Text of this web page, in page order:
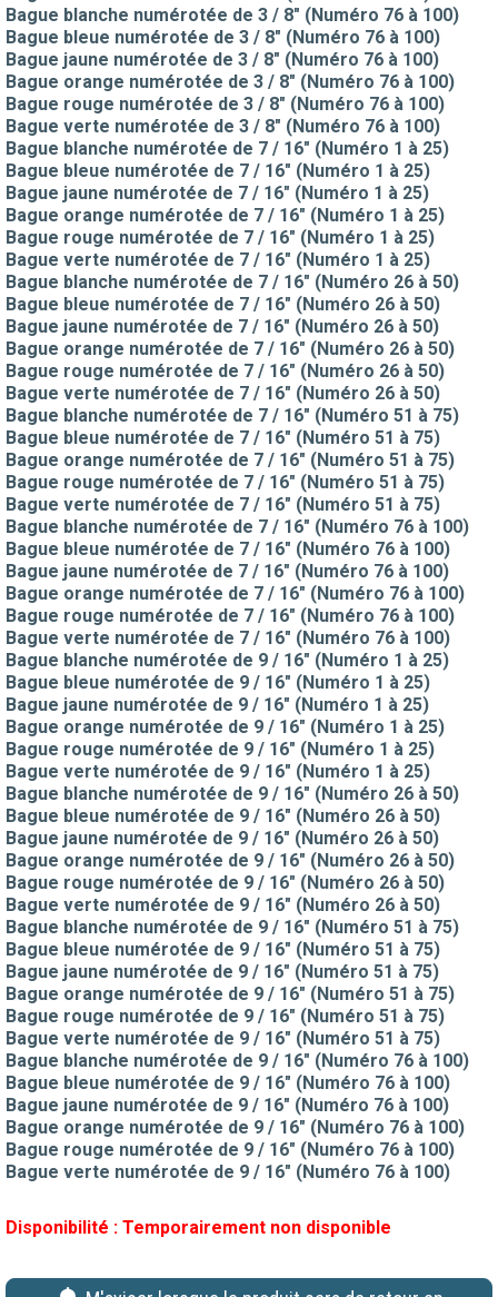
Bague blanche numérotée de 3 / 8" (Numéro 76 à 100)
Bague bleue numérotée de 3 / 8" (Numéro 76 à 100)
Bague jaune numérotée de 3 / 8" (Numéro 76 à 100)
Bague orange numérotée de 3 / 8" (Numéro 76 à 100)
Bague rouge numérotée de 3 / 8" (Numéro 76 à 100)
Bague verte numérotée de 3 / 8" (Numéro 76 à 100)
Bague blanche numérotée de 7 / 16" (Numéro 1 à 25)
Bague bleue numérotée de 7 / 16" (Numéro 1 à 25)
Bague jaune numérotée de 7 / 16" (Numéro 1 à 25)
Bague orange numérotée de 7 / 16" (Numéro 1 à 25)
Bague rouge numérotée de 7 / 16" (Numéro 1 à 25)
Bague verte numérotée de 7 / 16" (Numéro 1 à 25)
Bague blanche numérotée de 7 / 16" (Numéro 26 à 50)
Bague bleue numérotée de 7 / 16" (Numéro 26 à 50)
Bague jaune numérotée de 7 / 16" (Numéro 26 à 50)
Bague orange numérotée de 7 / 16" (Numéro 26 à 50)
Bague rouge numérotée de 7 / 16" (Numéro 26 à 50)
Bague verte numérotée de 7 / 16" (Numéro 26 à 50)
Bague blanche numérotée de 7 / 16" (Numéro 51 à 75)
Bague bleue numérotée de 7 / 16" (Numéro 51 à 75)
Bague orange numérotée de 7 / 16" (Numéro 51 à 75)
Bague rouge numérotée de 7 / 16" (Numéro 51 à 75)
Bague verte numérotée de 7 / 16" (Numéro 51 à 75)
Bague blanche numérotée de 7 / 16" (Numéro 76 à 100)
Bague bleue numérotée de 7 / 16" (Numéro 76 à 100)
Bague jaune numérotée de 7 / 16" (Numéro 76 à 100)
Bague orange numérotée de 7 / 16" (Numéro 76 à 100)
Bague rouge numérotée de 7 / 16" (Numéro 76 à 100)
Bague verte numérotée de 7 / 16" (Numéro 76 à 100)
Bague blanche numérotée de 9 / 16" (Numéro 1 à 25)
Bague bleue numérotée de 9 / 16" (Numéro 1 à 25)
Bague jaune numérotée de 9 / 16" (Numéro 1 à 25)
Bague orange numérotée de 9 / 16" (Numéro 1 à 25)
Bague rouge numérotée de 9 / 16" (Numéro 1 à 25)
Bague verte numérotée de 9 / 16" (Numéro 1 à 25)
Bague blanche numérotée de 9 / 16" (Numéro 26 à 50)
Bague bleue numérotée de 9 / 16" (Numéro 26 à 50)
Bague jaune numérotée de 9 / 16" (Numéro 26 à 50)
Bague orange numérotée de 9 / 16" (Numéro 26 à 50)
Bague rouge numérotée de 9 / 16" (Numéro 26 à 50)
Bague verte numérotée de 9 / 16" (Numéro 26 à 50)
Bague blanche numérotée de 9 / 16" (Numéro 51 à 75)
Bague bleue numérotée de 9 / 16" (Numéro 51 à 75)
Bague jaune numérotée de 9 / 16" (Numéro 51 à 75)
Bague orange numérotée de 9 / 16" (Numéro 51 à 75)
Bague rouge numérotée de 9 / 16" (Numéro 51 à 75)
Bague verte numérotée de 9 / 16" (Numéro 51 à 75)
Bague blanche numérotée de 9 / 16" (Numéro 76 à 100)
Bague bleue numérotée de 9 / 16" (Numéro 76 à 100)
Bague jaune numérotée de 9 / 16" (Numéro 76 à 100)
Bague orange numérotée de 9 / 16" (Numéro 76 à 100)
Bague rouge numérotée de 9 / 16" (Numéro 76 à 100)
Bague verte numérotée de 9 / 16" (Numéro 76 à 100)
Disponibilité : Temporairement non disponible